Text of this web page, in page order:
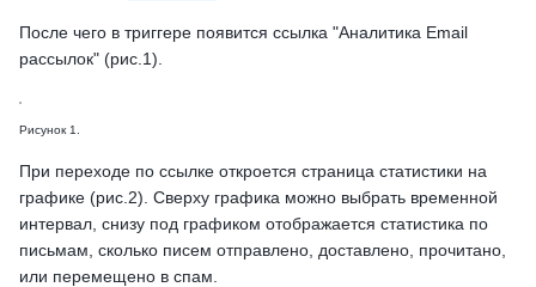
После чего в триггере появится ссылка "Аналитика Email
рассылок" (рис.1).
Рисунок 1.
При переходе по ссылке откроется страница статистики на
графике (рис.2). Сверху графика можно выбрать временной
интервал, снизу под графиком отображается статистика по
письмам, сколько писем отправлено, доставлено, прочитано,
или перемещено в спам.